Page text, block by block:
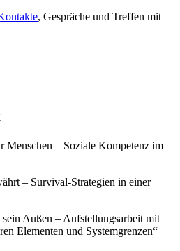
, Gespräche und Treffen mit
Menschen – Soziale Kompetenz im
– Survival-Strategien in einer
sein Außen – Aufstellungsarbeit mit
Elementen und Systemgrenzen“